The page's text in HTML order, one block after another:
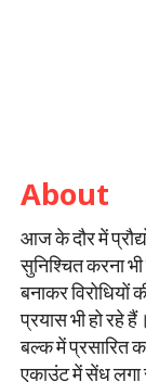
About
आज के दौर में
सुनिश्चित करना
बनाकर विरोधियों
प्रयास भी हो रहे
बल्क में प्रसारित
एकाउंट में सेंध